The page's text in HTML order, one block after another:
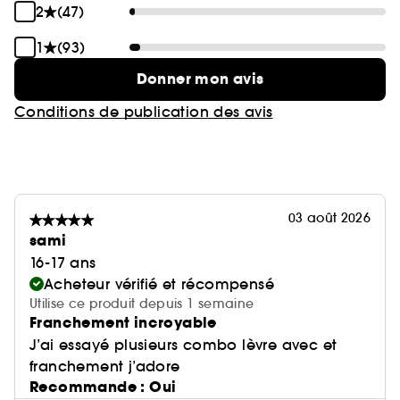
- Bombshell
- Foxy
- Coco
- Posh
- She Glitzy
- She Flirty
POINTS FORTS:
- Hydratant
2
(47)
1
(93)
Donner mon avis
Conditions de publication des avis
03 août 2026
sami
16-17 ans
Acheteur vérifié et récompensé
Utilise ce produit depuis 1 semaine
Franchement incroyable
J’ai essayé plusieurs combo lèvre avec et
franchement j’adore
Recommande : Oui